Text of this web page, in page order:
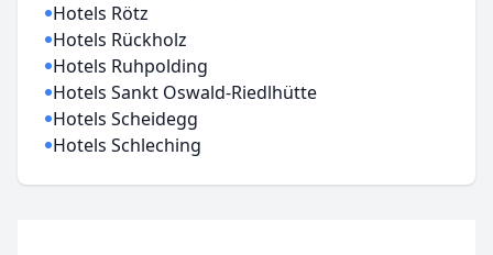
Hotels Rötz
Hotels Rückholz
Hotels Ruhpolding
Hotels Sankt Oswald-Riedlhütte
Hotels Scheidegg
Hotels Schleching